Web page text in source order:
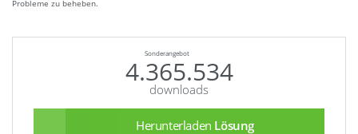
Probleme zu beheben.
Sonderangebot
4.365.534
downloads
Herunterladen Lösung